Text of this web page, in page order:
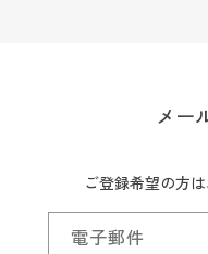
メー
ご登録希望の方
電子郵件